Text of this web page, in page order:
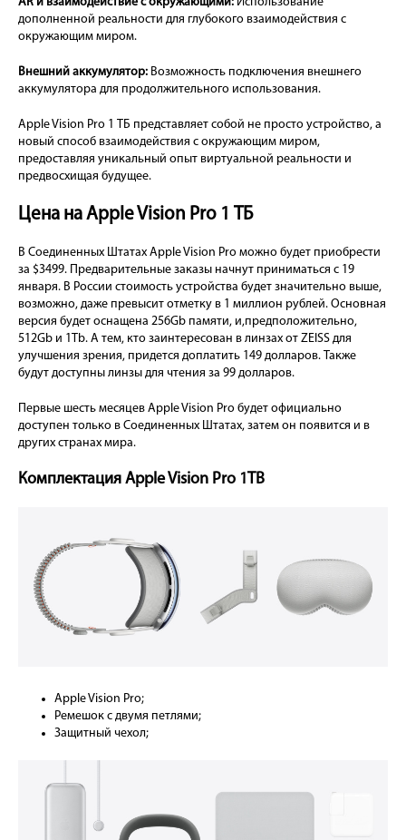
дополненной реальности для глубокого взаимодействия с
окружающим миром.
Внешний аккумулятор: Возможность подключения внешнего
аккумулятора для продолжительного использования.
Apple Vision Pro 1 ТБ представляет собой не просто устройство, а
новый способ взаимодействия с окружающим миром,
предоставляя уникальный опыт виртуальной реальности и
предвосхищая будущее.
Цена на Apple Vision Pro 1 ТБ
В Соединенных Штатах Apple Vision Pro можно будет приобрести
за $3499. Предварительные заказы начнут приниматься с 19
января. В России стоимость устройства будет значительно выше,
возможно, даже превысит отметку в 1 миллион рублей. Основная
версия будет оснащена 256Gb памяти, и,предположительно,
512Gb и 1Tb. А тем, кто заинтересован в линзах от ZEISS для
улучшения зрения, придется доплатить 149 долларов. Также
будут доступны линзы для чтения за 99 долларов.
Первые шесть месяцев Apple Vision Pro будет официально
доступен только в Соединенных Штатах, затем он появится и в
других странах мира.
Комплектация Apple Vision Pro 1TB
Apple Vision Pro;
Ремешок с двумя петлями;
Защитный чехол;